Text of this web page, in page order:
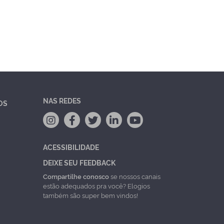
NAS REDES
ACESSIBILIDADE
DEIXE SEU FEEDBACK
Compartilhe conoscose nossos canais
estão adequados pra você? Elogios
também são super bem vindos!